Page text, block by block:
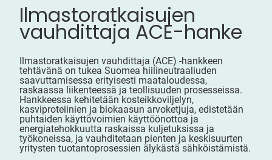
Ilmastoratkaisujen
vauhdittaja ACE-hanke
Ilmastoratkaisujen vauhdittaja (ACE) -hankkeen
tehtävänä on tukea Suomea hiilineutraaliuden
saavuttamisessa erityisesti maataloudessa,
raskaassa liikenteessä ja teollisuuden prosesseissa.
Hankkeessa kehitetään kosteikkoviljelyn,
kasviproteiinien ja biokaasun arvoketjuja, edistetään
puhtaiden käyttövoimien käyttöönottoa ja
energiatehokkuutta raskaissa kuljetuksissa ja
työkoneissa, ja vauhditetaan pienten ja keskisuurten
yritysten tuotantoprosessien älykästä sähköistämistä.